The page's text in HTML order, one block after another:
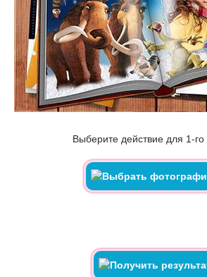
Выберите действие для 1-